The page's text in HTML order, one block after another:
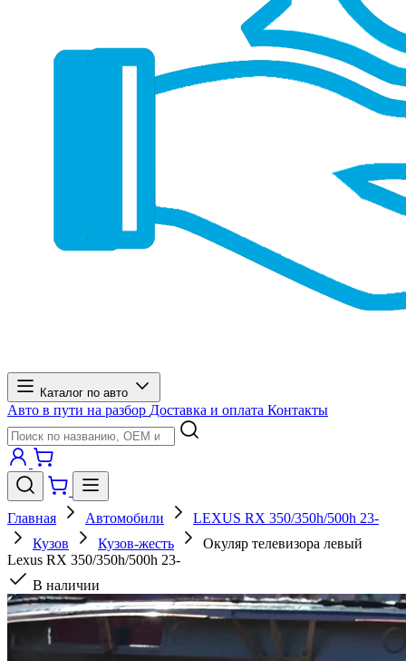
Каталог по авто
Авто в пути на разбор Доставка и оплата Контакты
Главная Автомобили
LEXUS RX 350/350h/500h 23-
Кузов
Кузов-жесть
Окуляр телевизора левый
Lexus RX 350/350h/500h 23-
В наличии